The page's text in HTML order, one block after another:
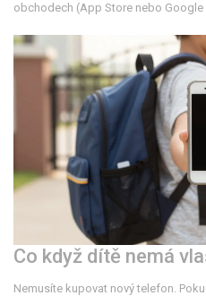
obchodech (App Store nebo Google
Co když dítě nemá
Nemusíte kupovat nový telefon.